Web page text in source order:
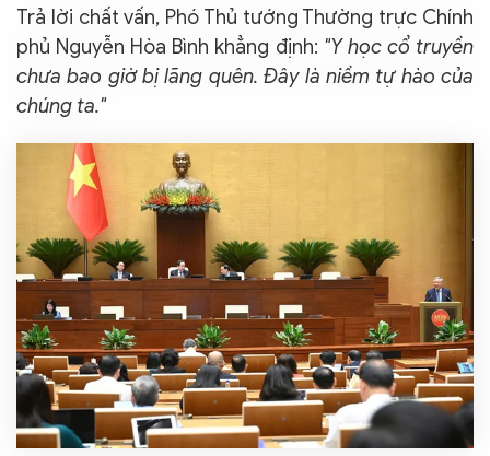
Trả lời chất vấn, Phó Thủ tướng Thường trực Chính
phủ Nguyễn Hòa Bình khẳng định: "Y học cổ truyền
chưa bao giờ bị lãng quên. Đây là niềm tự hào của
chúng ta."